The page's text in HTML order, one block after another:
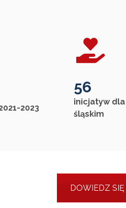
2023
56
inicjatyw
śląskim
DOWIEDZ